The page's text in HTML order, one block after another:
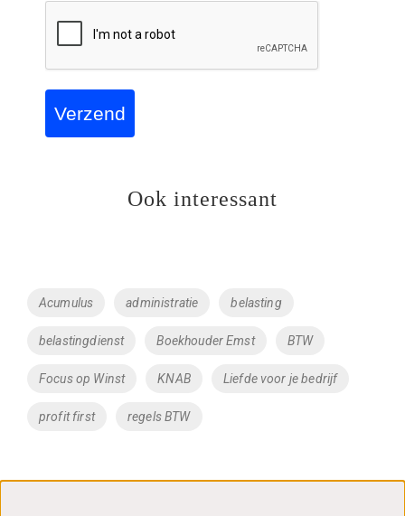
Verzend
Ook interessant
Tags
Acumulus administratie belasting
belastingdienst Boekhouder Emst BTW
Focus op Winst KNAB Liefde voor je bedrijf
profit first regels BTW